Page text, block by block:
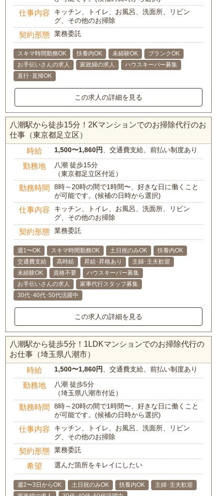
仕事内容
キッチン、トイレ、お風呂、洗面所、リビン
グ、その他のお掃除
契約形態 業務委託
スキマ時間勤務OK 扶養内OK 未経験OK
ブランクOK
お手伝いさんの求人
家政婦の求人
ハウスキーパー募集
直行･直帰OK
この求人の詳細を見る
八潮駅から徒歩15分！2Kマンションでのお掃除代行のお
仕事（東京都足立区）
時給 1,500〜1,860円、交通費支給、前払い制度あり
勤務地
八潮 徒歩15分
（東京都足立区付近）
勤務時間
8時～20時の間で1時間〜、好きな日に働くこと
が可能です。(候補の日時から選択)
仕事内容
キッチン、トイレ、お風呂、洗面所、リビン
グ、その他のお掃除
契約形態 業務委託
週1〜OK スキマ時間勤務OK 土日祝のみOK
扶養内OK
交通費支給
高時給 昇給･昇格あり
主婦･主夫歓迎
未経験OK
資格不要
ハウスキーパー募集
お手伝いさんの求人
家事代行スタッフ募集
30代･40代･50代活躍中
この求人の詳細を見る
八潮駅から徒歩5分！1LDKマンションでのお掃除代行の
お仕事（埼玉県八潮市）
時給 1,500〜1,860円、交通費支給、前払い制度あり
勤務地
八潮 徒歩5分
（埼玉県八潮市付近）
勤務時間
8時～20時の間で1時間〜、好きな日に働くこと
が可能です。(候補の日時から選択)
仕事内容
キッチン、トイレ、お風呂、洗面所、リビン
グ、その他のお掃除
契約形態 業務委託
希望 選んだ箇所をキレイにしたい
週2〜3日からOK 土日祝のみOK 扶養内OK
主婦･主夫歓迎